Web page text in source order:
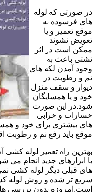
در صورتی که لوله
های فرسوده به
موقع تعمیر و یا
تعویض نشوند
ممکن است در اثر
نشتی باعث به
وجود آمدن لکه های
نم و رطوبت در
دیوار و سقف منزل
خود و یا همسایگان
شود.در این صورت
خسارات و خرابی
های بیشتری برای خود و
موقع باید رفع نم و رطوبت
بهترین راه تعمیر لوله
با ابزارهای جدید انجام
های قبلی دیگر لوله کشی
سریع تر شده و روش لوله
است.امروزه بدون بررسی